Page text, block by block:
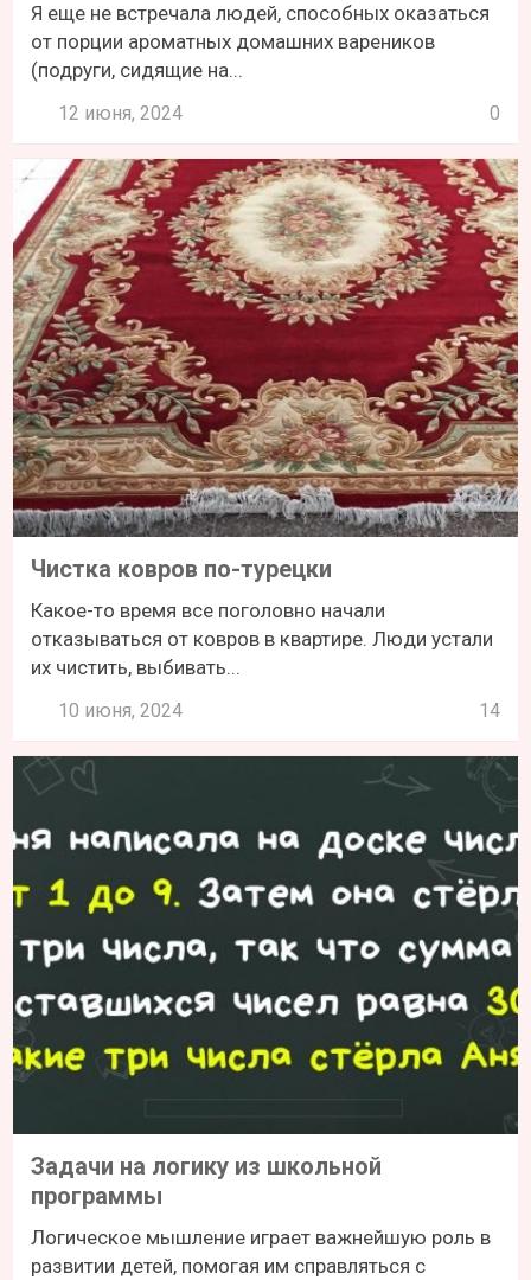
Я еще не встречала людей, способных оказаться
от порции ароматных домашних вареников
(подруги, сидящие на...
12 июня, 2024 0
Чистка ковров по-турецки
Какое-то время все поголовно начали
отказываться от ковров в квартире. Люди устали
их чистить, выбивать...
10 июня, 2024 14
Задачи на логику из школьной
программы
Логическое мышление играет важнейшую роль в
развитии детей, помогая им справляться с